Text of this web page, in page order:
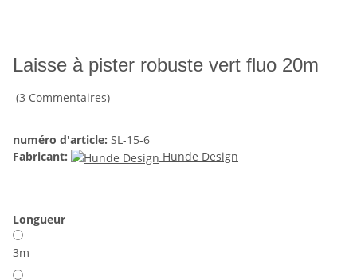
Laisse à pister robuste vert fluo 20m
(3 Commentaires)
numéro d'article: SL-15-6
Fabricant:
Hunde Design
Longueur
3m